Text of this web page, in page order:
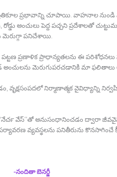
ప్రతికూల ప్రభావాన్ని చూపాయి. వాహనాల
అంచులు పెద్ద పచ్చని ప్రదేశాలతో
మెరుగ్గా పనిచేశాయి.
పట్టణ ప్రణాళిక ప్రాధాన్యతలను ఈ
మెరుగుపరచడానికి మా
నిర్మాణాత్మక వైవిధ్యాన్ని
‘‘నేచర్‍ వేస్‍’’తో అనుసంధానించడం ద్వారా
వ్యవస్థలను పనితీరును కొనసాగించే
-నందితా బెనర్జీ